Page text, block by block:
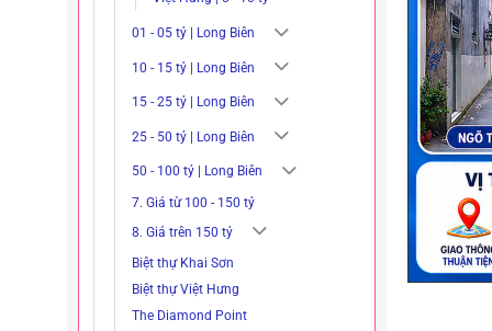
01 - 05 tỷ | Long Biên
10 - 15 tỷ | Long Biên
15 - 25 tỷ | Long Biên
25 - 50 tỷ | Long Biên
50 - 100 tỷ | Long Biên
7. Giá từ 100 - 150 tỷ
8. Giá trên 150 tỷ
Biệt thự Khai Sơn
Biệt thự Việt Hưng
The Diamond Point